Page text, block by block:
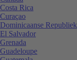
Costa Rica
Curaçao
Dominicaanse Republiek
El Salvador
Grenada
Guadeloupe